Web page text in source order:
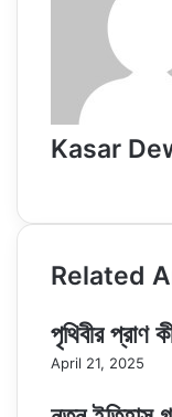
Kasar
Related
পৃথিবীর প্রাণ
April 21, 2025